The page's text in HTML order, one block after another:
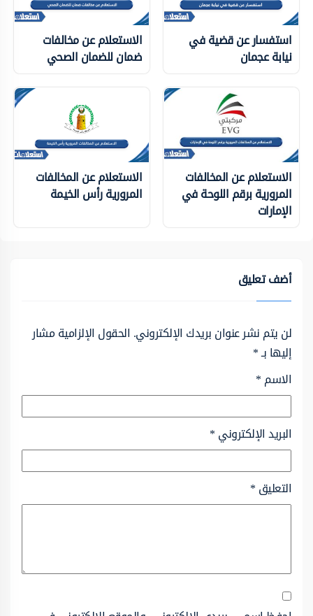
استفسار عن قضية في
نيابة عجمان
الاستعلام عن مخالفات
ضمان للضمان الصحي
الاستعلام عن المخالفات
المرورية برقم اللوحة في
الإمارات
الاستعلام عن المخالفات
المرورية رأس الخيمة
أضف تعليق
لن يتم نشر عنوان بريدك الإلكتروني. الحقول الإلزامية مشار
إليها بـ*
الاسم*
البريد الإلكتروني*
التعليق*